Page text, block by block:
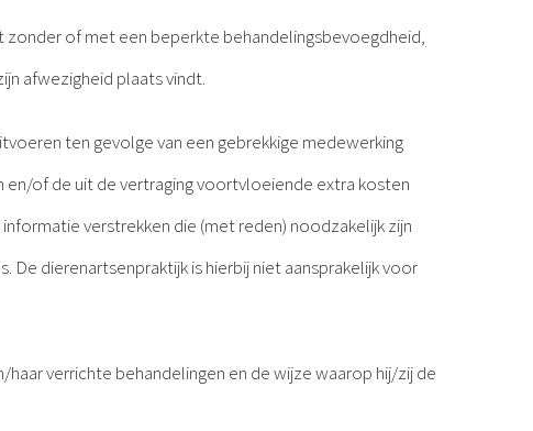
zonder of met een beperkte behandelingsbevoegdheid,
afwezigheid plaats vindt.
ten gevolge van een gebrekkige medewerking
of de uit de vertraging voortvloeiende extra kosten
verstrekken die (met reden) noodzakelijk zijn
dierenartsenpraktijk is hierbij niet aansprakelijk voor
verrichte behandelingen en de wijze waarop hij/zij de